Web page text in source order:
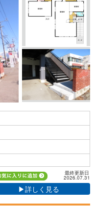
最終更新日
2026.07.31
▶詳しく見る